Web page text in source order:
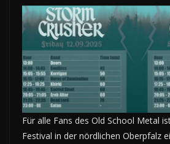
Für alle Fans des Old School Metal
Festival in der nördlichen Oberpfalz